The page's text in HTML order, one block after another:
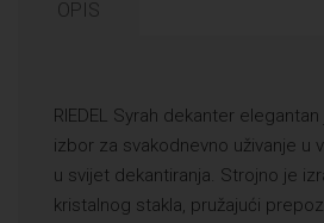
OPIS
RIEDEL Syrah dekanter
izbor za svakodnevno uživanje u
u svijet dekantiranja. Strojno je
kristalnog stakla, pružajući